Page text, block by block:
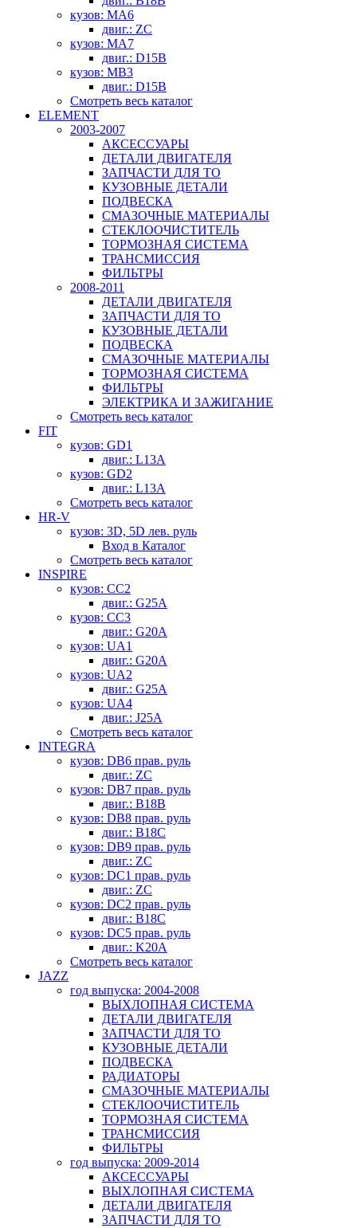
кузов: MA6
двиг.: ZC
кузов: MA7
двиг.: D15B
кузов: MB3
двиг.: D15B
Смотреть весь каталог
ELEMENT
2003-2007
АКСЕССУАРЫ
ДЕТАЛИ ДВИГАТЕЛЯ
ЗАПЧАСТИ ДЛЯ ТО
КУЗОВНЫЕ ДЕТАЛИ
ПОДВЕСКА
СМАЗОЧНЫЕ МАТЕРИАЛЫ
СТЕКЛООЧИСТИТЕЛЬ
ТОРМОЗНАЯ СИСТЕМА
ТРАНСМИССИЯ
ФИЛЬТРЫ
2008-2011
ДЕТАЛИ ДВИГАТЕЛЯ
ЗАПЧАСТИ ДЛЯ ТО
КУЗОВНЫЕ ДЕТАЛИ
ПОДВЕСКА
СМАЗОЧНЫЕ МАТЕРИАЛЫ
ТОРМОЗНАЯ СИСТЕМА
ФИЛЬТРЫ
ЭЛЕКТРИКА И ЗАЖИГАНИЕ
Смотреть весь каталог
FIT
кузов: GD1
двиг.: L13A
кузов: GD2
двиг.: L13A
Смотреть весь каталог
HR-V
кузов: 3D, 5D лев. руль
Вход в Каталог
Смотреть весь каталог
INSPIRE
кузов: CC2
двиг.: G25A
кузов: CC3
двиг.: G20A
кузов: UA1
двиг.: G20A
кузов: UA2
двиг.: G25A
кузов: UA4
двиг.: J25A
Смотреть весь каталог
INTEGRA
кузов: DB6 прав. руль
двиг.: ZC
кузов: DB7 прав. руль
двиг.: B18B
кузов: DB8 прав. руль
двиг.: B18C
кузов: DB9 прав. руль
двиг.: ZC
кузов: DC1 прав. руль
двиг.: ZC
кузов: DC2 прав. руль
двиг.: B18C
кузов: DC5 прав. руль
двиг.: K20A
Смотреть весь каталог
JAZZ
год выпуска: 2004-2008
ВЫХЛОПНАЯ СИСТЕМА
ДЕТАЛИ ДВИГАТЕЛЯ
ЗАПЧАСТИ ДЛЯ ТО
КУЗОВНЫЕ ДЕТАЛИ
ПОДВЕСКА
РАДИАТОРЫ
СМАЗОЧНЫЕ МАТЕРИАЛЫ
СТЕКЛООЧИСТИТЕЛЬ
ТОРМОЗНАЯ СИСТЕМА
ТРАНСМИССИЯ
ФИЛЬТРЫ
год выпуска: 2009-2014
АКСЕССУАРЫ
ВЫХЛОПНАЯ СИСТЕМА
ДЕТАЛИ ДВИГАТЕЛЯ
ЗАПЧАСТИ ДЛЯ ТО